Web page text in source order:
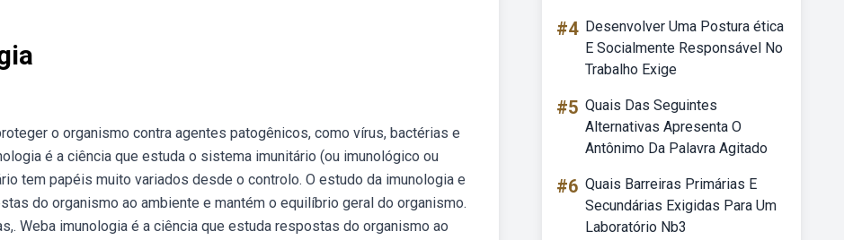
o organismo contra agentes patogênicos, como vírus, bactérias e
é a ciência que estuda o sistema imunitário (ou imunológico ou
tem papéis muito variados desde o controlo. O estudo da imunologia e
do organismo ao ambiente e mantém o equilíbrio geral do organismo.
Weba imunologia é a ciência que estuda respostas do organismo ao
#4 Desenvolver Uma Postura ética
E Socialmente Responsável No
Trabalho Exige
#5 Quais Das Seguintes
Alternativas Apresenta O
Antônimo Da Palavra Agitado
#6 Quais Barreiras Primárias E
Secundárias Exigidas Para Um
Laboratório Nb3